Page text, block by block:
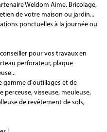
Weldom Aime. Bricolage,
de votre maison ou jardin...
ponctuelles à la journée ou
pour vos travaux en
perforateur, plaque
gamme d'outillages et de
perceuse, visseuse, meuleuse,
de revêtement de sols,